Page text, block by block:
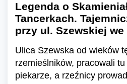
Legenda o
Tancerkach.
przy ul. Szewskiej we
Ulica Szewska od wieków
rzemieślników, pracowali
piekarze, a rzeźnicy